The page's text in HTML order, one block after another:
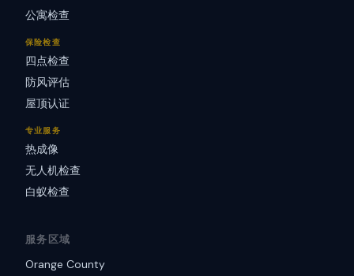
公寓检查
保险检查
四点检查
防风评估
屋顶认证
专业服务
热成像
无人机检查
白蚁检查
服务区域
Orange County